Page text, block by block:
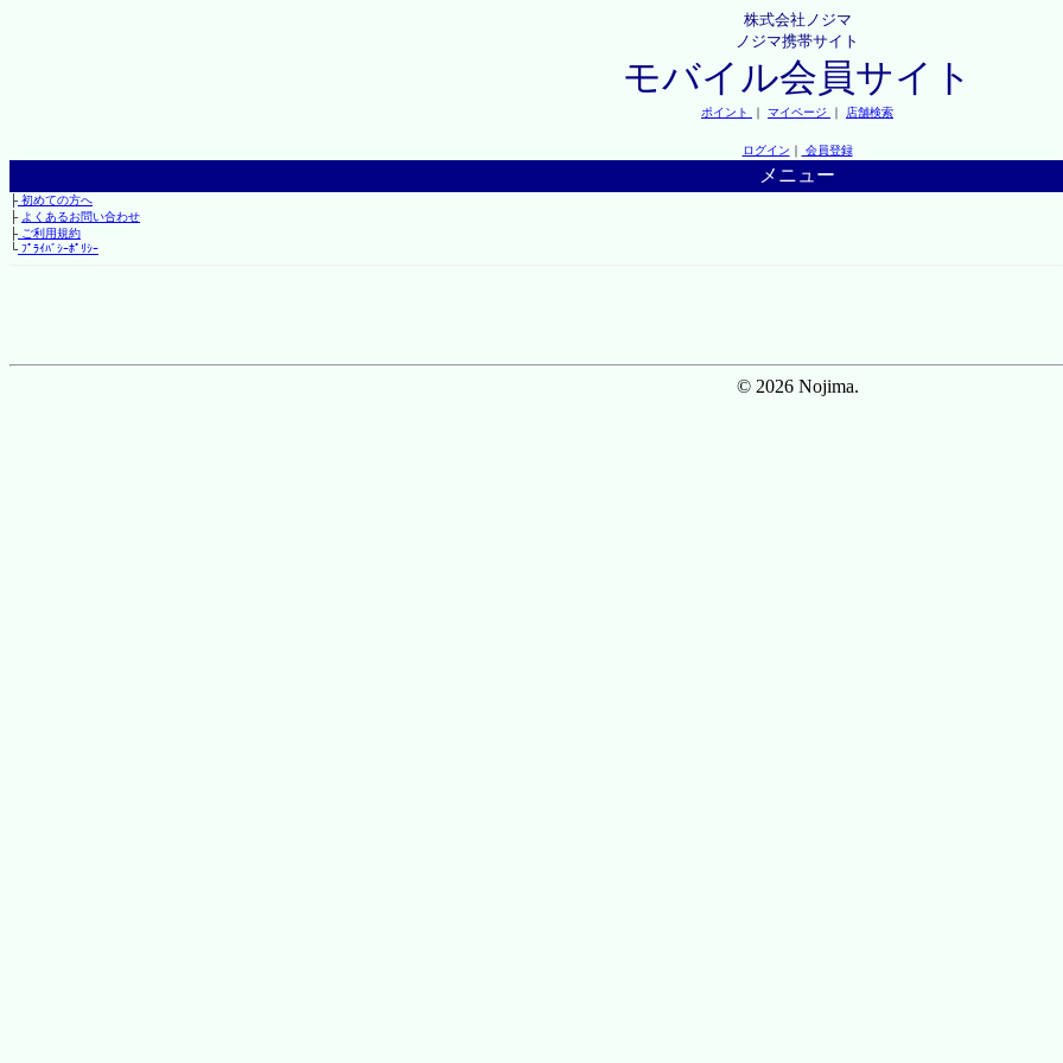
株式会社ノジマ
ノジマ携帯サイト
モバイル会員サイト
ポイント ｜ マイページ ｜ 店舗検索
ログイン ｜ 会員登録
メニュー
├初めての方へ
├ よくあるお問い合わせ
├ご利用規約
└ﾌﾟﾗｲﾊﾞｼｰﾎﾟﾘｼｰ
© 2026 Nojima.